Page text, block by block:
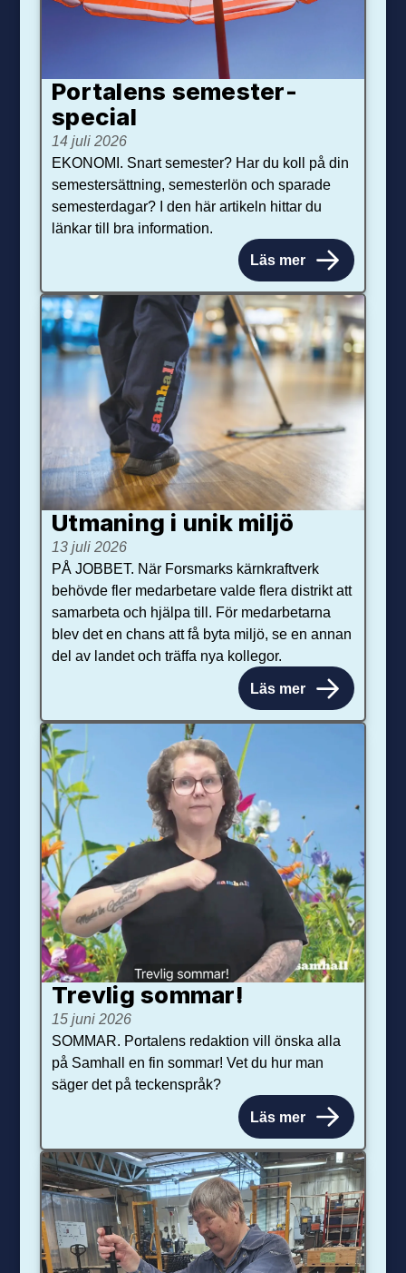
Portalens semester­
special
14 juli 2026
EKONOMI. Snart semester? Har du koll på din
semestersättning, semesterlön och sparade
semesterdagar? I den här artikeln hittar du
länkar till bra information.
Läs mer
Utmaning i unik miljö
13 juli 2026
PÅ JOBBET. När Forsmarks kärnkraftverk
behövde fler medarbetare valde flera distrikt att
samarbeta och hjälpa till. För medarbetarna
blev det en chans att få byta miljö, se en annan
del av landet och träffa nya kollegor.
Läs mer
Trevlig sommar!
15 juni 2026
SOMMAR. Portalens redaktion vill önska alla
på Samhall en fin sommar! Vet du hur man
säger det på teckenspråk?
Läs mer